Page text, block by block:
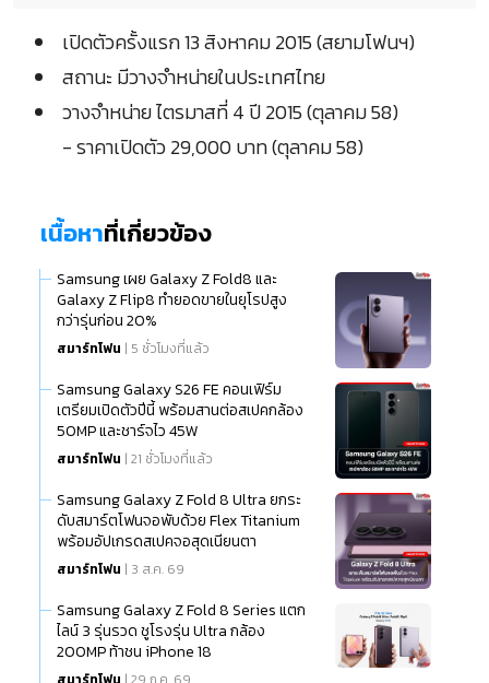
เปิดตัวครั้งแรก 13 สิงหาคม 2015 (สยามโฟนฯ)
สถานะ มีวางจำหน่ายในประเทศไทย
วางจำหน่าย ไตรมาสที่ 4 ปี 2015 (ตุลาคม 58)
- ราคาเปิดตัว 29,000 บาท (ตุลาคม 58)
เนื้อหาที่เกี่ยวข้อง
Samsung เผย Galaxy Z Fold8 และ
Galaxy Z Flip8 ทำยอดขายในยุโรปสูง
กว่ารุ่นก่อน 20%
สมาร์ทโฟน | 5 ชั่วโมงที่แล้ว
Samsung Galaxy S26 FE คอนเฟิร์ม
เตรียมเปิดตัวปีนี้ พร้อมสานต่อสเปคกล้อง
50MP และชาร์จไว 45W
สมาร์ทโฟน | 21 ชั่วโมงที่แล้ว
Samsung Galaxy Z Fold 8 Ultra ยกระ
ดับสมาร์ตโฟนจอพับด้วย Flex Titanium
พร้อมอัปเกรดสเปคจอสุดเนียนตา
สมาร์ทโฟน | 3 ส.ค. 69
Samsung Galaxy Z Fold 8 Series แตก
ไลน์ 3 รุ่นรวด ชูโรงรุ่น Ultra กล้อง
200MP ท้าชน iPhone 18